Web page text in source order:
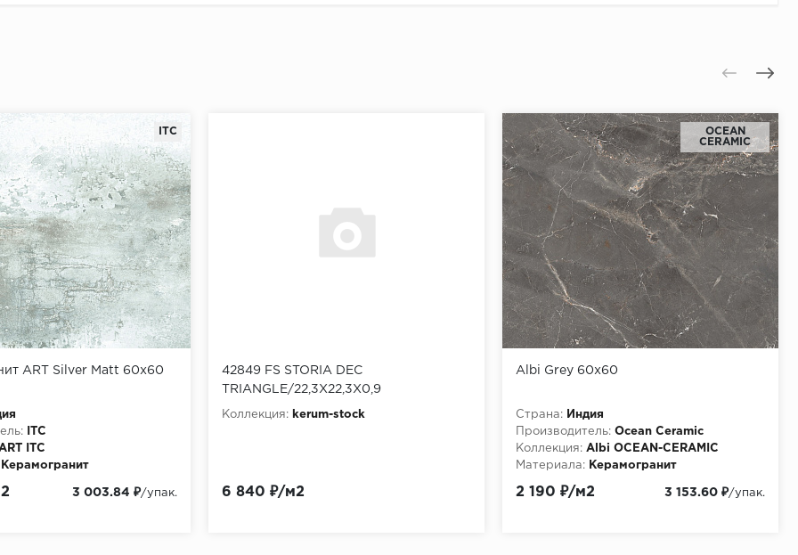
ITC
ART Silver Matt 60x60
ITC
ITC
Керамогранит
3 003.84 ₽/упак.
42849 FS STORIA DEC
TRIANGLE/22,3X22,3X0,9
Коллекция: kerum-stock
6 840 ₽/м2
OCEAN
CERAMIC
Albi Grey 60х60
Страна:
Индия
Производитель: Ocean Ceramic
Коллекция: Albi OCEAN-CERAMIC
Материала:
Керамогранит
2 190 ₽/м2 3 153.60 ₽/упак.